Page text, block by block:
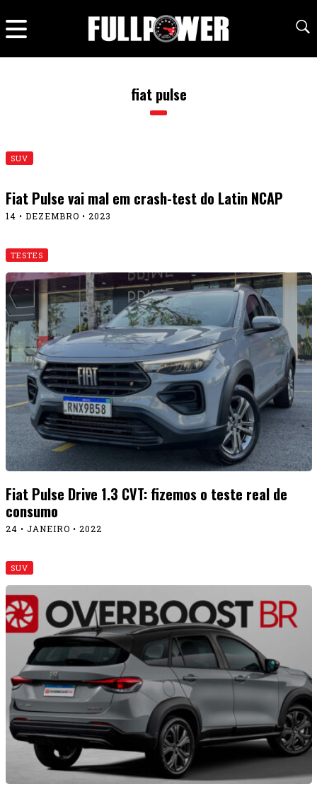
fiat pulse
SUV
Fiat Pulse vai mal em crash-test do Latin NCAP
14 • DEZEMBRO • 2023
TESTES
Fiat Pulse Drive 1.3 CVT: fizemos o teste real de
consumo
24 • JANEIRO • 2022
SUV